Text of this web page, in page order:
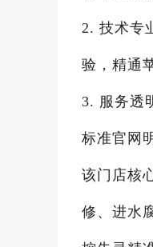
2. 技术专
验，精通
3. 服务透
标准官网
该门店核
修、进水